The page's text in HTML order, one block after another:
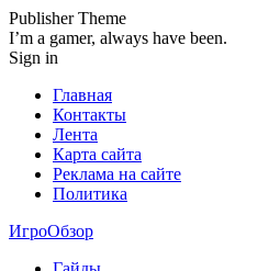
Publisher Theme
I’m a gamer, always have been.
Sign in
Главная
Контакты
Лента
Карта сайта
Реклама на сайте
Политика
ИгроОбзор